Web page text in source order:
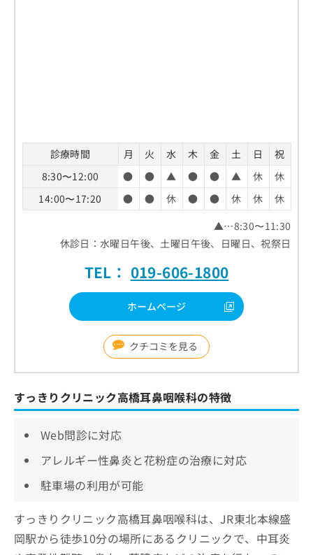
診療時間 月 火 水 木 金 土 日
祝
8:30〜12:00
● ● ▲ ● ● ▲ 休
休
14:00〜17:20
● ● 休 ● ● 休 休
休
▲…8:30〜11:30
休診日：水曜日午後、土曜日午後、日曜日、祝祭日
TEL： 019-606-1800
ホームページ
クチコミを見る
すっきりクリニック高橋耳鼻咽喉科の特徴
Web問診に対応
アレルギー性鼻炎と花粉症の治療に対応
駐車場の利用が可能
すっきりクリニック高橋耳鼻咽喉科は、JR東北本線盛
岡駅から徒歩10分の場所にあるクリニックで、中耳炎